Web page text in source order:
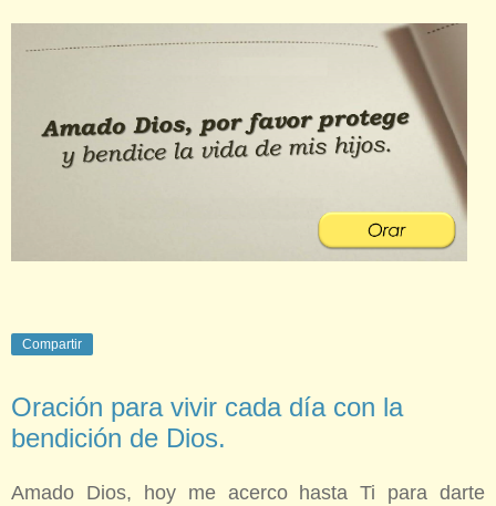
Compartir
Oración para vivir cada día con la
bendición de Dios.
Amado Dios, hoy me acerco hasta Ti para darte